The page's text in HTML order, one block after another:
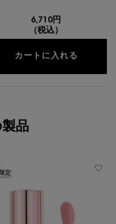
ス ヴィニルクリーム ギフ
6,710円
（税込）
カートに入れる
品
定